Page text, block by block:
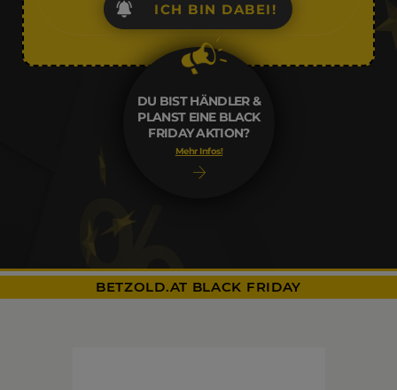
DU BIST HÄNDLER &
PLANST EINE BLACK
FRIDAY AKTION?
Mehr Infos!
ICH BIN DABEI!
BETZOLD.AT BLACK FRIDAY